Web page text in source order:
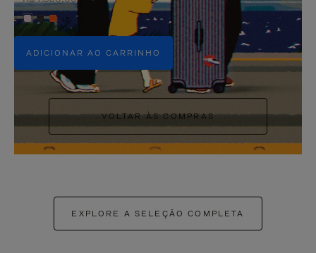
LO
+5
ADICIONAR AO CARRINHO
VOLTAR ÀS COMPRAS
EXPLORE A SELEÇÃO COMPLETA